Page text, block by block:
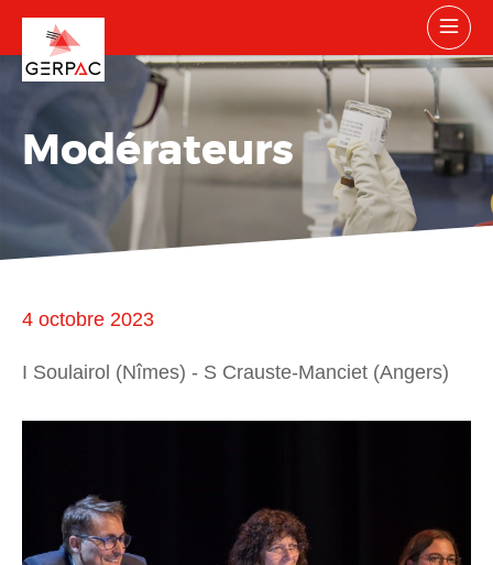
Modérateurs
4 octobre 2023
I Soulairol (Nîmes) - S Crauste-Manciet (Angers)